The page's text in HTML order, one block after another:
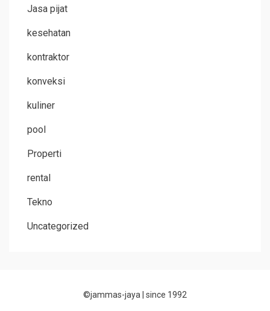
Jasa pijat
kesehatan
kontraktor
konveksi
kuliner
pool
Properti
rental
Tekno
Uncategorized
©jammas-jaya | since 1992